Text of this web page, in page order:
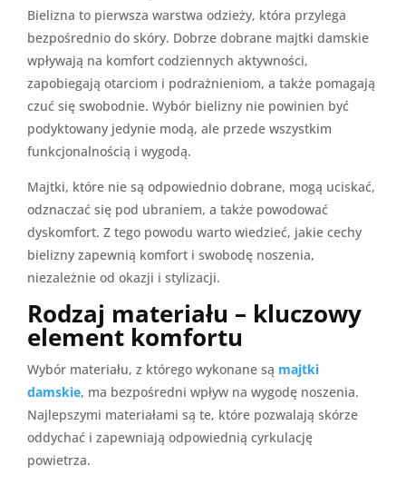
Bielizna to pierwsza warstwa odzieży, która przylega
bezpośrednio do skóry. Dobrze dobrane majtki damskie
wpływają na komfort codziennych aktywności,
zapobiegają otarciom i podrażnieniom, a także pomagają
czuć się swobodnie. Wybór bielizny nie powinien być
podyktowany jedynie modą, ale przede wszystkim
funkcjonalnością i wygodą.
Majtki, które nie są odpowiednio dobrane, mogą uciskać,
odznaczać się pod ubraniem, a także powodować
dyskomfort. Z tego powodu warto wiedzieć, jakie cechy
bielizny zapewnią komfort i swobodę noszenia,
niezależnie od okazji i stylizacji.
Rodzaj materiału – kluczowy
element komfortu
Wybór materiału, z którego wykonane są majtki
damskie, ma bezpośredni wpływ na wygodę noszenia.
Najlepszymi materiałami są te, które pozwalają skórze
oddychać i zapewniają odpowiednią cyrkulację
powietrza.